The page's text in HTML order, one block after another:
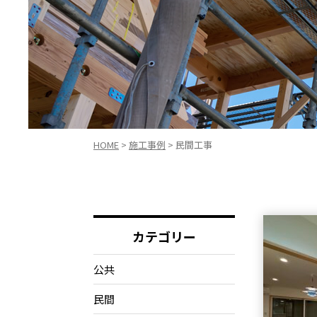
HOME > 施工事例 > 民間工事
カテゴリー
公共
民間